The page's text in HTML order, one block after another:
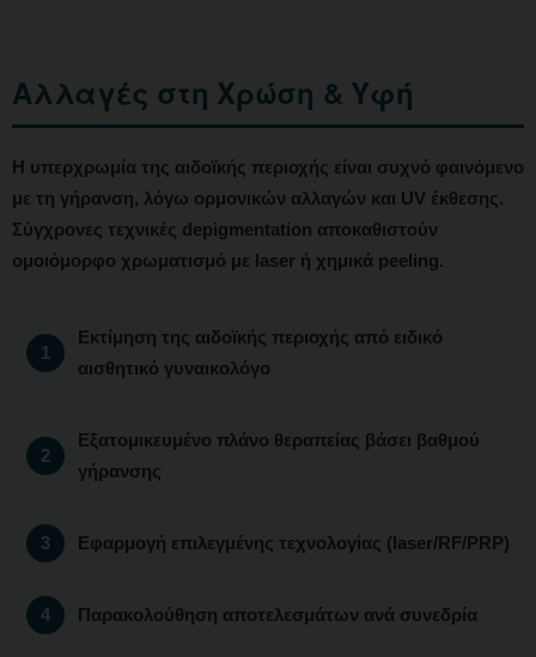
Αλλαγές στη Χρώση & Υφή
Η υπερχρωμία της αιδοϊκής περιοχής είναι συχνό φαινόμενο
με τη γήρανση, λόγω ορμονικών αλλαγών και UV έκθεσης.
Σύγχρονες τεχνικές depigmentation αποκαθιστούν
ομοιόμορφο χρωματισμό με laser ή χημικά peeling.
Εκτίμηση της αιδοϊκής περιοχής από ειδικό
αισθητικό γυναικολόγο
Εξατομικευμένο πλάνο θεραπείας βάσει βαθμού
γήρανσης
Εφαρμογή επιλεγμένης τεχνολογίας (laser/RF/PRP)
Παρακολούθηση αποτελεσμάτων ανά συνεδρία